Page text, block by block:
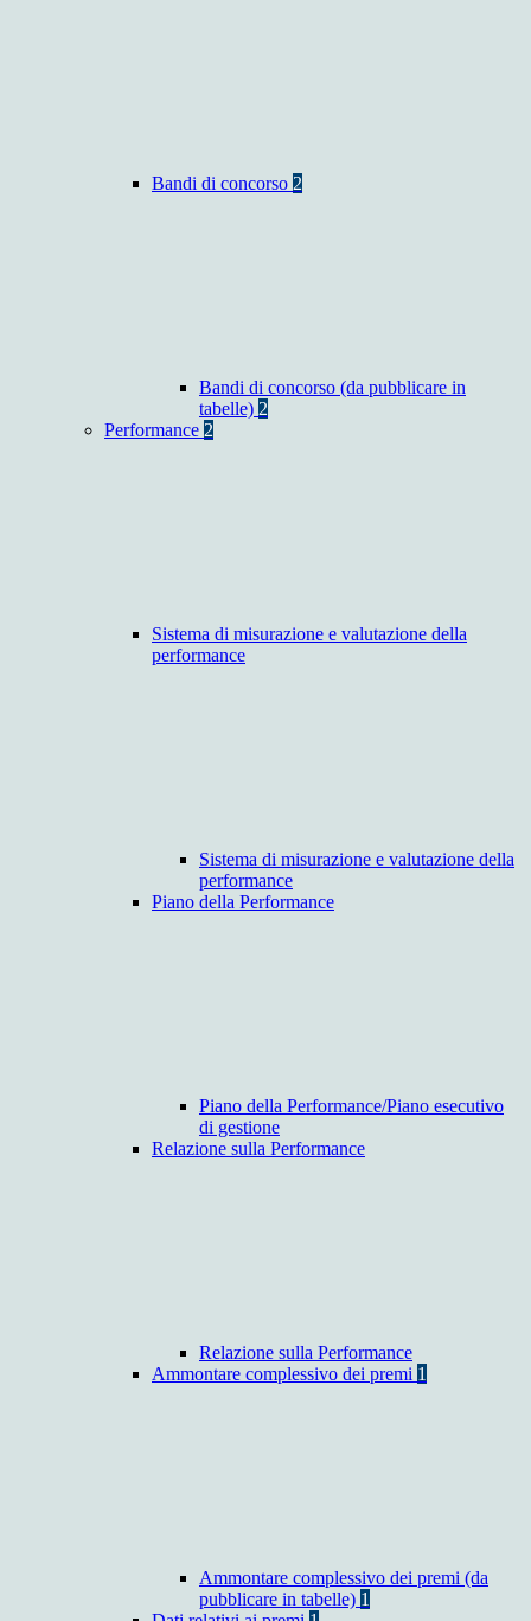
Bandi di concorso 2
Bandi di concorso (da pubblicare in
tabelle) 2
Performance 2
Sistema di misurazione e valutazione della
performance
Sistema di misurazione e valutazione della
performance
Piano della Performance
Piano della Performance/Piano esecutivo
di gestione
Relazione sulla Performance
Relazione sulla Performance
Ammontare complessivo dei premi 1
Ammontare complessivo dei premi (da
pubblicare in tabelle) 1